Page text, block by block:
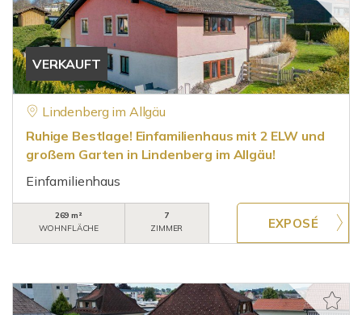
VERKAUFT
Lindenberg im Allgäu
Ruhige Bestlage! Einfamilienhaus mit 2 ELW und
großem Garten in Lindenberg im Allgäu!
Einfamilienhaus
269 m²
WOHNFLÄCHE
7
ZIMMER